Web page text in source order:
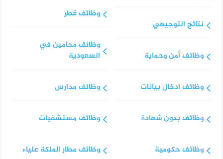
نتائج التوجيهي
وظائف أمن وحماية
وظائف ادخال بيانات
وظائف بدون شهادة
وظائف حكومية
وظائف قطر
وظائف محامين في
السعودية
وظائف مدارس
وظائف مستشفيات
وظائف مطار الملكة علياء